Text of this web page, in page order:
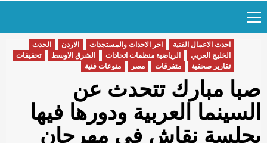
to
content
Menu
احدث الاعمال الفنية اخر الاحداث والمستجدات الاردن
الحدث
الخليج العربي
الرياضية منظمات اتحادات الشرق الاوسط
تحقيقات
تقارير صحفية
متفرقات مصر منوعات فنية
صبا مبارك تتحدث عن
السينما العربية ودورها فيها
بجلسة نقاش في مهرجان